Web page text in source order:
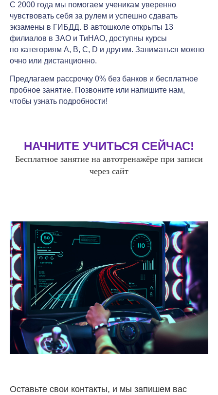
С 2000 года мы помогаем ученикам уверенно
чувствовать себя за рулем и успешно сдавать
экзамены в ГИБДД. В автошколе открыты 13
филиалов в ЗАО и ТиНАО, доступны курсы
по категориям A, B, C, D и другим. Заниматься можно
очно или дистанционно.
Предлагаем рассрочку 0% без банков и бесплатное
пробное занятие. Позвоните или напишите нам,
чтобы узнать подробности!
НАЧНИТЕ УЧИТЬСЯ СЕЙЧАС!
Бесплатное занятие на автотренажёре при записи
через сайт
Оставьте свои контакты, и мы запишем вас